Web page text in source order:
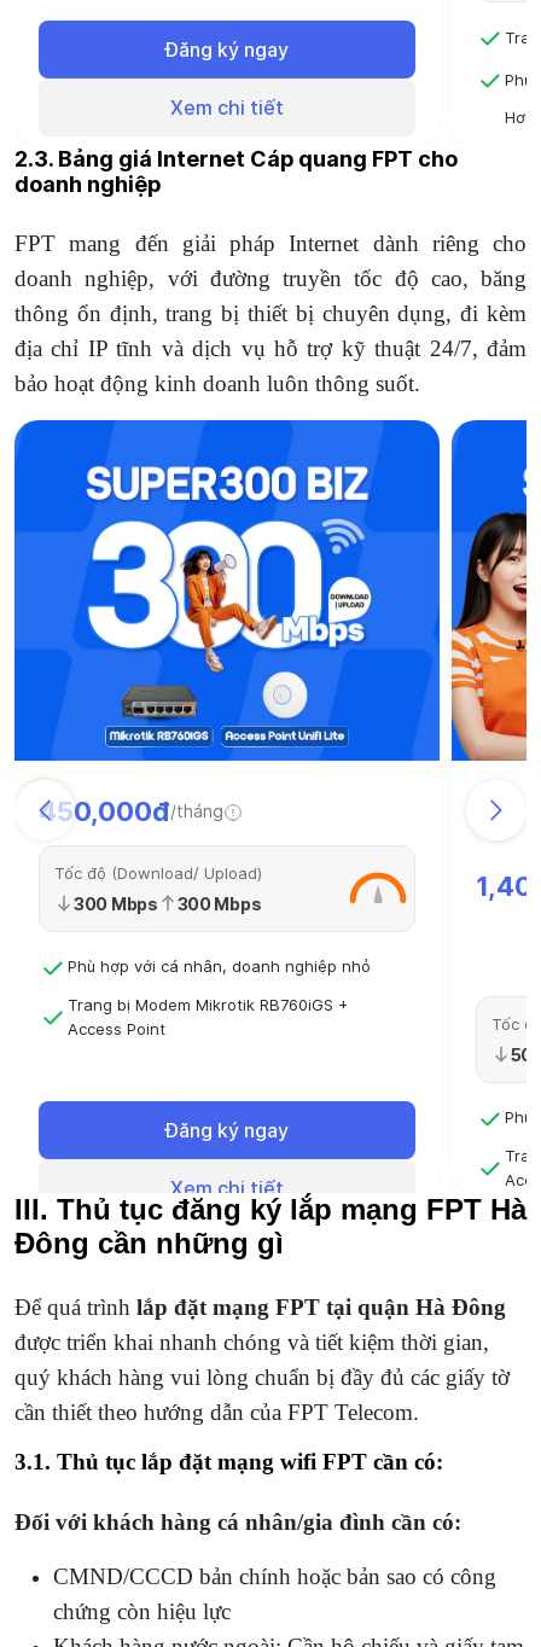
Đăng ký ngay
Xem chi tiết
Phù
Hơn
2.3. Bảng giá Internet Cáp quang FPT cho
doanh nghiệp
FPT mang đến giải pháp Internet dành riêng cho
doanh nghiệp, với đường truyền tốc độ cao, băng
thông ổn định, trang bị thiết bị chuyên dụng, đi kèm
địa chỉ IP tĩnh và dịch vụ hỗ trợ kỹ thuật 24/7, đảm
bảo hoạt động kinh doanh luôn thông suốt.
450,000đ/tháng
Tốc độ (Download/ Upload)
300 Mbps 300 Mbps
Phù hợp với cá nhân, doanh nghiệp nhỏ
Trang bị Modem Mikrotik RB760iGS +
Access Point
Đăng ký ngay
Xem chi tiết
Tốc
Phù
Hỗ
III. Thủ tục đăng ký lắp mạng FPT Hà
Đông cần những gì
Để quá trình lắp đặt mạng FPT tại quận Hà Đông
được triển khai nhanh chóng và tiết kiệm thời gian,
quý khách hàng vui lòng chuẩn bị đầy đủ các giấy tờ
cần thiết theo hướng dẫn của FPT Telecom.
3.1. Thủ tục lắp đặt mạng wifi FPT cần có:
Đối với khách hàng cá nhân/gia đình cần có:
CMND/CCCD bản chính hoặc bản sao có công
chứng còn hiệu lực